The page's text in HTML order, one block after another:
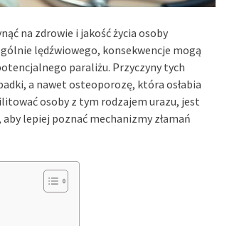
na zdrowie i jakość życia osoby
lędźwiowego, konsekwencje mogą
paraliżu. Przyczyny tych
a nawet osteoporozę, która osłabia
osoby z tym rodzajem urazu, jest
lepiej poznać mechanizmy złamań